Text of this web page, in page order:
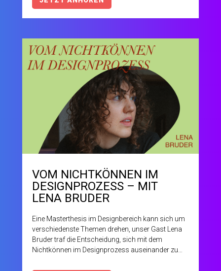
Nachhören auf unserer Website online ist.
VOM NICHTKÖNNEN IM
DESIGNPROZESS – MIT
LENA BRUDER
Eine Masterthesis im Designbereich kann sich um
verschiedenste Themen drehen, unser Gast Lena
Bruder traf die Entscheidung, sich mit dem
Nichtkönnen im Designprozess auseinander zu